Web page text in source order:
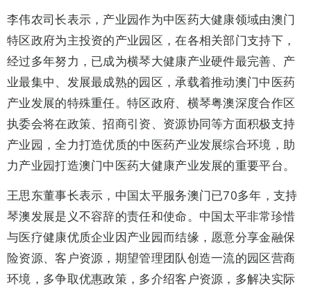
李伟农司长表示，产业园作为中医药大健康领域由澳门
特区政府为主投资的产业园区，在各相关部门支持下，
经过多年努力，已成为横琴大健康产业硬件最完善、产
业最集中、发展最成熟的园区，承载着推动澳门中医药
产业发展的特殊重任。特区政府、横琴粤澳深度合作区
执委会将在政策、招商引资、资源协同等方面积极支持
产业园，全力打造优质的中医药产业发展综合环境，助
力产业园打造澳门中医药大健康产业发展的重要平台。
王思东董事长表示，中国太平服务澳门已70多年，支持
琴澳发展是义不容辞的责任和使命。中国太平非常珍惜
与医疗健康优质企业因产业园而结缘，愿意分享金融保
险资源、客户资源，期望管理团队创造一流的园区营商
环境，多争取优惠政策，多介绍客户资源，多解决实际